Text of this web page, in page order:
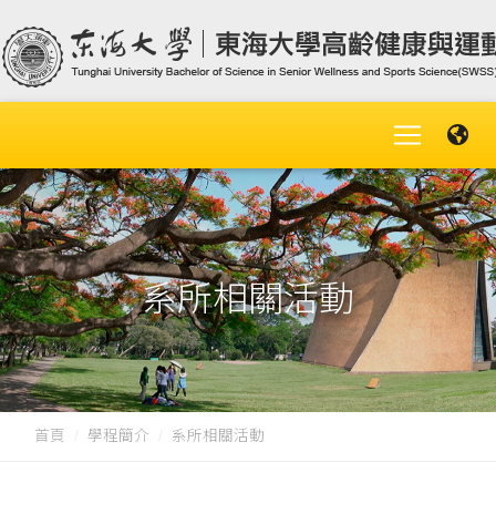
系所相關活動
首頁 學程簡介 系所相關活動